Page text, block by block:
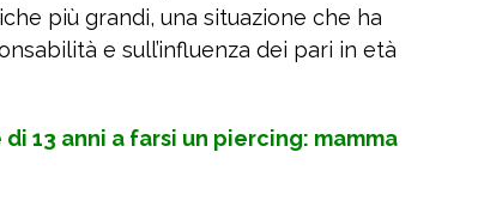
più grandi, una situazione che ha
e sull’influenza dei pari in età
13 anni a farsi un piercing: mamma